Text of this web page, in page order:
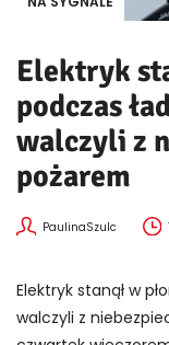
Elektryk
podczas
walczyli z
pożarem
PaulinaSzulc
Elektryk stanął w
walczyli z